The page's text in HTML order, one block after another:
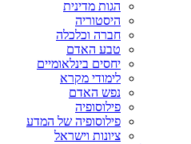
הגות מדינית
היסטוריה
חברה וכלכלה
טבע האדם
יחסים בינלאומיים
לימודי מקרא
נפש האדם
פילוסופיה
פילוסופיה של המדע
ציונות וישראל